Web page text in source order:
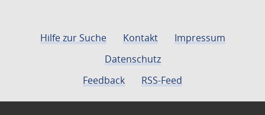
Hilfe zur Suche Kontakt
Impressum
Datenschutz
Feedback
RSS-Feed